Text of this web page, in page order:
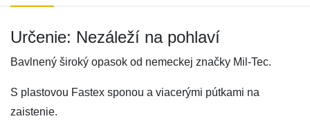
Určenie: Nezáleží na pohlaví
Bavlnený široký opasok od nemeckej značky Mil-Tec.
S plastovou Fastex sponou a viacerými pútkami na
zaistenie.